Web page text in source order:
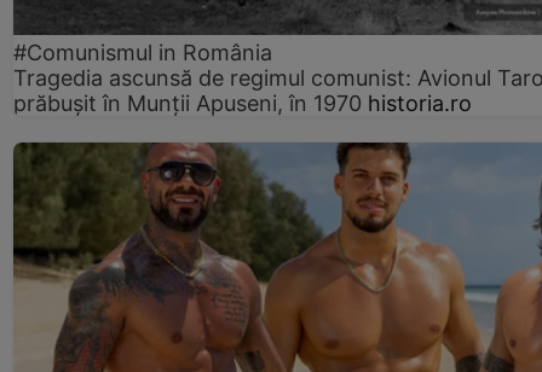
#Comunismul in România
Tragedia ascunsă de regimul comunist: Avionul
prăbușit în Munții Apuseni, în 1970 historia.ro